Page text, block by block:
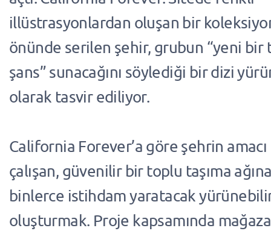
illüstrasyonlardan oluşan bir
önünde serilen şehir, grubun “yeni bir
şans” sunacağını söylediği bir dizi
olarak tasvir ediliyor.
California Forever’a göre şehrin
çalışan, güvenilir bir toplu taşıma
binlerce istihdam yaratacak
oluşturmak. Proje kapsamında